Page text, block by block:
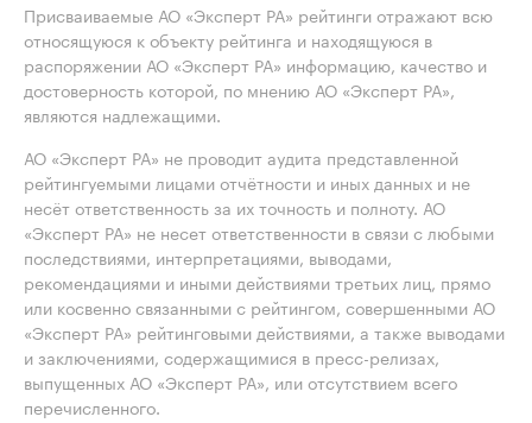
Присваиваемые АО «Эксперт РА» рейтинги отражают всю
относящуюся к объекту рейтинга и находящуюся в
распоряжении АО «Эксперт РА» информацию, качество и
достоверность которой, по мнению АО «Эксперт РА»,
являются надлежащими.
АО «Эксперт РА» не проводит аудита представленной
рейтингуемыми лицами отчётности и иных данных и не
несёт ответственность за их точность и полноту. АО
«Эксперт РА» не несет ответственности в связи с любыми
последствиями, интерпретациями, выводами,
рекомендациями и иными действиями третьих лиц, прямо
или косвенно связанными с рейтингом, совершенными АО
«Эксперт РА» рейтинговыми действиями, а также выводами
и заключениями, содержащимися в пресс-релизах,
выпущенных АО «Эксперт РА», или отсутствием всего
перечисленного.